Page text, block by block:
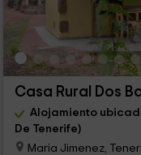
Casa Rural Dos
Alojamiento
De Tenerife)
Maria Jimenez,